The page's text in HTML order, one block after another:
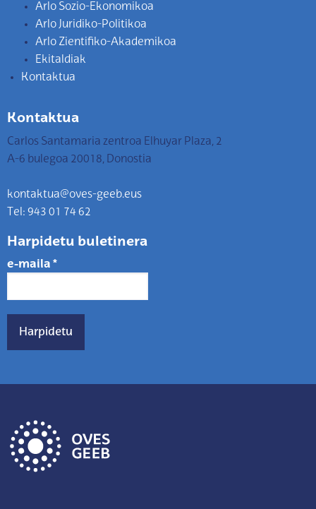
Arlo Sozio-Ekonomikoa
Arlo Juridiko-Politikoa
Arlo Zientifiko-Akademikoa
Ekitaldiak
Kontaktua
Kontaktua
Carlos Santamaria zentroa Elhuyar Plaza, 2
A-6 bulegoa 20018, Donostia
kontaktua@oves-geeb.eus
Tel: 943 01 74 62
Harpidetu buletinera
e-maila *